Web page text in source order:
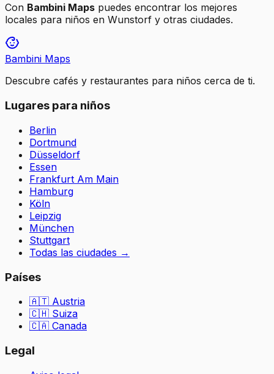
Con Bambini Maps puedes encontrar los mejores
locales para niños en Wunstorf y otras ciudades.
Bambini Maps
Descubre cafés y restaurantes para niños cerca de ti.
Lugares para niños
Berlin
Dortmund
Düsseldorf
Essen
Frankfurt Am Main
Hamburg
Köln
Leipzig
München
Stuttgart
Todas las ciudades →
Países
🇦🇹 Austria
🇨🇭 Suiza
🇨🇦 Canada
Legal